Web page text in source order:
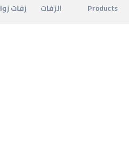
Products الزفات زفات